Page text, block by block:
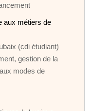
aux métiers de
(cdi étudiant)
gestion de la
modes de